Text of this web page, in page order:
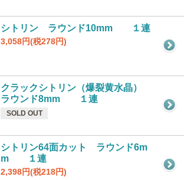
シトリン ラウンド10mm １連
3,058円(税278円)
クラックシトリン（爆裂黄水晶）
ラウンド8mm １連
SOLD OUT
シトリン64面カット ラウンド6m
m １連
2,398円(税218円)